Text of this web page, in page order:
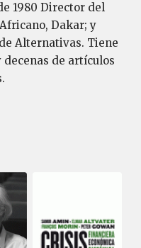
1980 Director del
Dakar; y
Alternativas. Tiene
de artículos